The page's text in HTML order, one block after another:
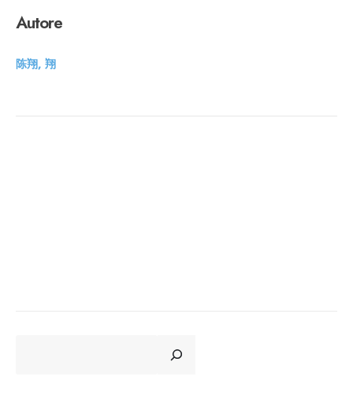
Autore
陈翔, 翔